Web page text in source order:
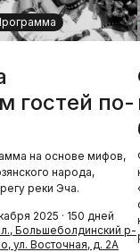
гостей по-
на основе мифов,
народа,
реки Эча.
2025 · 150 дней
Большеболдинский р-
ул. Восточная, д. 2А